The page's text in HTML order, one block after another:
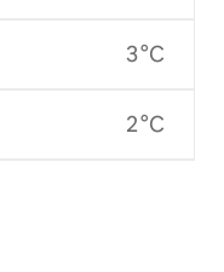
3 °C
2 °C